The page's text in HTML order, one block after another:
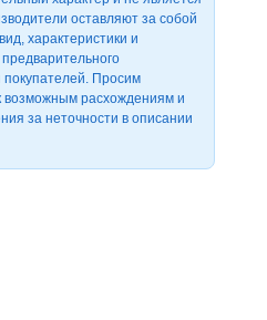
оставляют за собой
характеристики и
Просим
возможным расхождениям и
за неточности в описании